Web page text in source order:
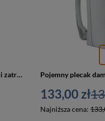
Duży skórzany portfel damski na zamek i zatrzask czarny - Rovicky CPR-8931-BAR
133,00 zł
Najniższa cena: